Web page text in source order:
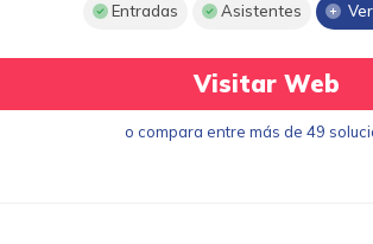
Entradas Asistentes
Visitar Web
o compara entre más de 49